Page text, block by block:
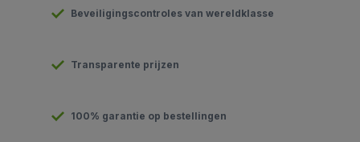
Beveiligingscontroles van wereldklasse
Transparente prijzen
100% garantie op bestellingen